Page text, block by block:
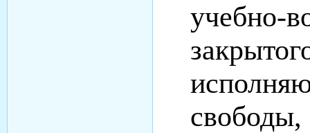
учебно-